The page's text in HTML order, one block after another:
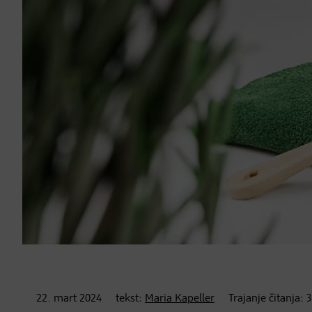
22. mart 2024 tekst: Maria Kapeller Trajanje čitanja: 3